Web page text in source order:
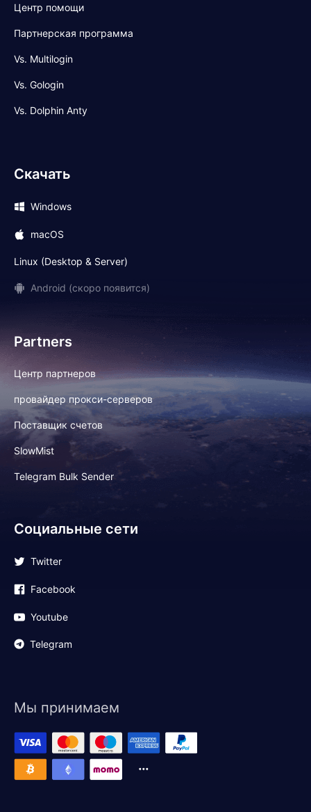
Центр помощи
Партнерская программа
Vs. Multilogin
Vs. Gologin
Vs. Dolphin Anty
Скачать
Windows
macOS
Linux (Desktop & Server)
Android (скоро появится)
Partners
Центр партнеров
провайдер прокси-серверов
Поставщик счетов
SlowMist
Telegram Bulk Sender
Социальные сети
Twitter
Facebook
Youtube
Telegram
Мы принимаем